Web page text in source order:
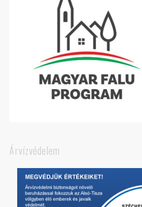
Árvízvédelem